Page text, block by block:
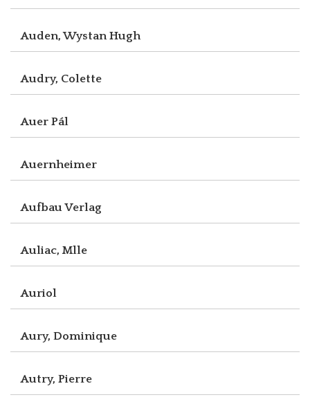
Auden, Wystan Hugh
Audry, Colette
Auer Pál
Auernheimer
Aufbau Verlag
Auliac, Mlle
Auriol
Aury, Dominique
Autry, Pierre